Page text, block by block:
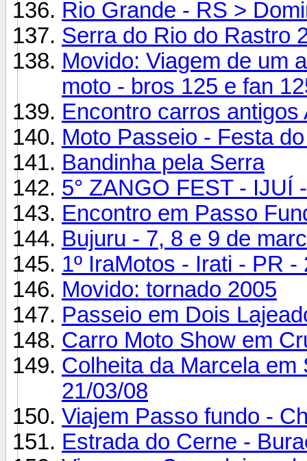
Rio Grande - RS >
Serra do Rio do Rastro
Movido: Viagem de um
moto - bros 125 e fan
Encontro carros
Moto Passeio - Festa
Bandinha pela Serra
5° ZANGO FEST - IJUÍ
Encontro em Passo
Bujuru - 7, 8 e 9 de
1º IraMotos - Irati - PR
Movido: tornado 2005
Passeio em Dois
Carro Moto Show em
Colheita da Marcela
21/03/08
Viajem Passo fundo -
Estrada do Cerne -